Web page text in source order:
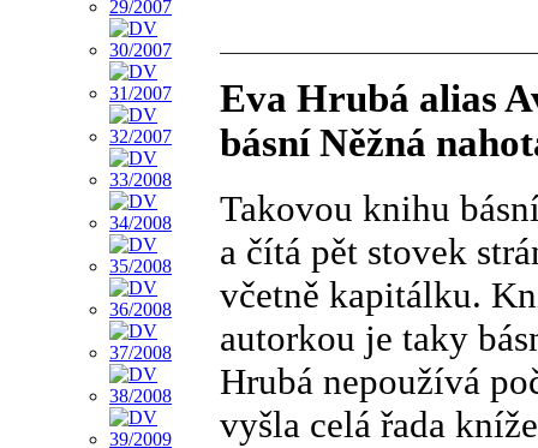
Eva Hrubá alias
básní Něžná
Takovou knihu
a čítá pět stovek
včetně kapitálku.
autorkou je taky
Hrubá nepoužívá
vyšla celá řada